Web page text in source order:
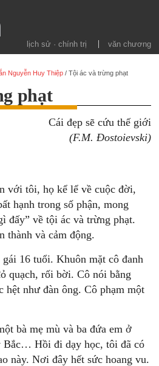
lịch sử · chính trị văn chương
Nguyễn Huy Thiệp /Tội ác và trừng phạt
phạt
Cái đẹp sẽ cứu thế giới
(F.M. Đostoievski)
với tôi, họ kể lể về cuộc đời,
hạnh trong số phận, mong
đấy” về tội ác và trừng phạt.
thành và cảm động.
16 tuổi. Khuôn mặt cô đanh
quạch, rối bời. Cô nói bằng
hệt như đàn ông. Cô phạm một
bà mẹ mù và ba đứa em ở
Bắc… Hồi đi dạy học, tôi đã có
này. Nơi đây hết sức hoang vu.